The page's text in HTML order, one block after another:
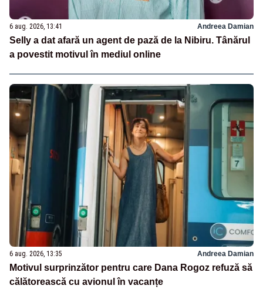
6 aug. 2026, 13:41 Andreea Damian
Selly a dat afară un agent de pază de la Nibiru. Tânărul
a povestit motivul în mediul online
6 aug. 2026, 13:35 Andreea Damian
Motivul surprinzător pentru care Dana Rogoz refuză să
călătorească cu avionul în vacanțe